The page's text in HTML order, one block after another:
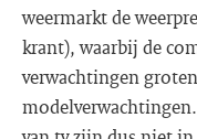
weermarkt de
krant), waarbij de
verwachtingen